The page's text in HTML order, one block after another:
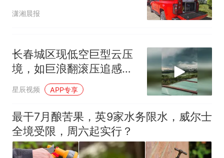
起
潇湘晨报
长春城区现低空巨型云压
境，如巨浪翻滚压追感十
足
星辰视频 APP专享
最干7月酿苦果，英9家水务限水，威尔士
全境受限，周六起实行？